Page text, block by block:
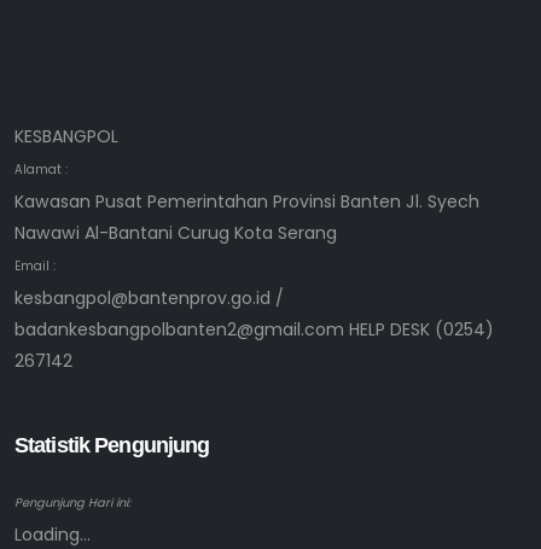
KESBANGPOL
Alamat :
Kawasan Pusat Pemerintahan Provinsi Banten Jl. Syech
Nawawi Al-Bantani Curug Kota Serang
Email :
kesbangpol@bantenprov.go.id /
badankesbangpolbanten2@gmail.com HELP DESK (0254)
267142
Statistik Pengunjung
Pengunjung Hari ini:
Loading...